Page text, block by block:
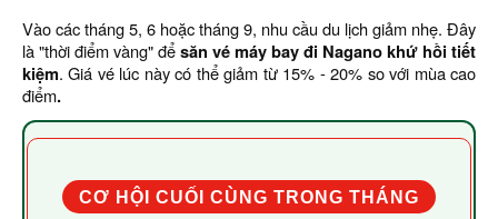
Vào các tháng 5, 6 hoặc tháng 9, nhu cầu du lịch giảm nhẹ. Đây
là "thời điểm vàng" đểsăn vé máy bay đi Nagano khứ hồi tiết
kiệm. Giá vé lúc này có thể giảm từ 15% - 20% so với mùa cao
điểm.
CƠ HỘI CUỐI CÙNG TRONG THÁNG